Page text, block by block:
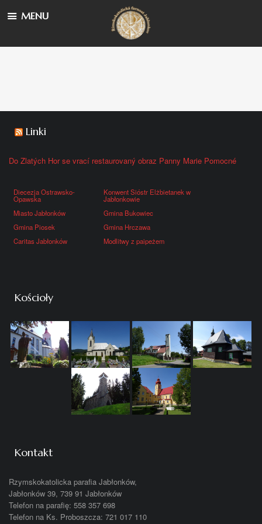
Linki
Do Zlatých Hor se vrací restaurovaný obraz Panny Marie Pomocné
Diecezja Ostrawsko-
Opawska
Konwent Sióstr Elżbietanek w
Jabłonkowie
Miasto Jabłonków
Gmina Bukowiec
Gmina Piosek
Gmina Hrczawa
Caritas Jabłonków
Modlitwy z paipeżem
Kościoły
Kontakt
Rzymskokatolicka parafia Jabłonków,
Jabłonków 39, 739 91 Jabłonków
Telefon na parafię: 558 357 698
Telefon na Ks. Proboszcza: 721 017 110
MENU